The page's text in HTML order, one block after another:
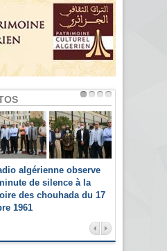
algérienne observe
de silence à la
des chouhada du 17
1961